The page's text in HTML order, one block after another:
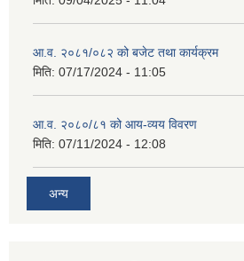
आ.व. २०८१/०८२ को बजेट तथा कार्यक्रम
मिति: 07/17/2024 - 11:05
आ.व. २०८०/८१ को आय-व्यय विवरण
मिति: 07/11/2024 - 12:08
अन्य